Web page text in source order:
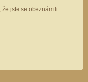
že jste se obeznámili